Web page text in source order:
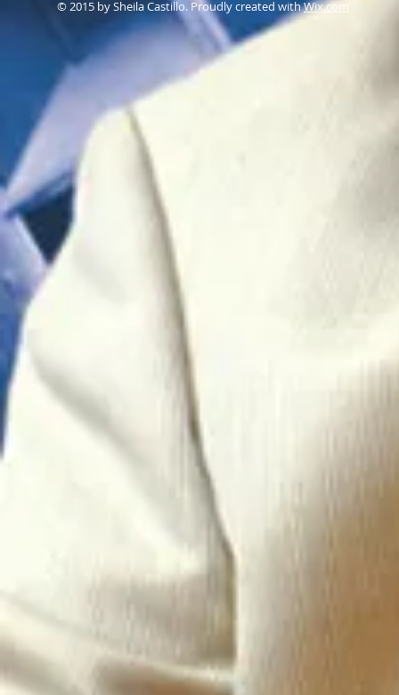
© 2015 by Sheila Castillo. Proudly created withWix.com